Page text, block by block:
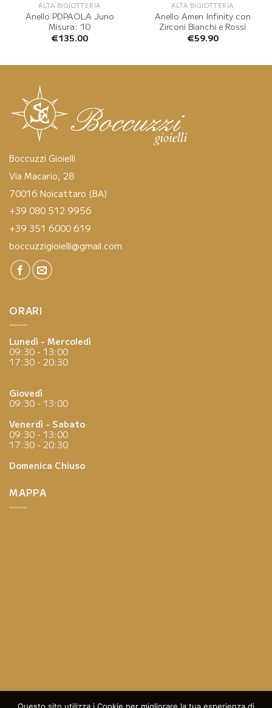
ALTA BIGIOTTERIA
Anello PDPAOLA Juno
Misura: 10
€135.00
ALTA BIGIOTTERIA
Anello Amen Infinity con
Zirconi Bianchi e Rossi
€59.90
Boccuzzi Gioielli
Via Macario, 28
70016 Noicattaro (BA)
+39 080 512 9956
+39 351 6000 619
boccuzzigioielli@gmail.com
ORARI
Lunedì - Mercoledì
09:30 - 13:00
17:30 - 20:30
Giovedì
09:30 - 13:00
Venerdì - Sabato
09:30 - 13:00
17:30 - 20:30
Domenica Chiuso
MAPPA
Questo sito utilizza i Cookie per migliorare la tua esperienza di